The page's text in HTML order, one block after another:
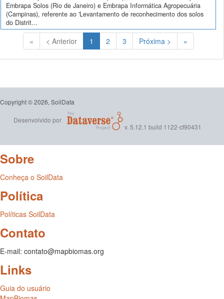
Embrapa Solos (Rio de Janeiro) e Embrapa Informática Agropecuária
(Campinas), referente ao 'Levantamento de reconhecimento dos solos
do Distrit...
« < Anterior 1 (Atual)
2 3 Próxima > »
Copyright © 2026, SoilData
Desenvolvido por
v. 5.12.1 build 1122-cf90431
Sobre
Conheça o SoilData
Política
Políticas SoilData
Contato
E-mail: contato@mapbiomas.org
Links
Guia do usuário